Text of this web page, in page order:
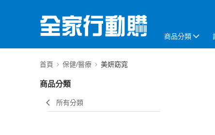
商品分類
首頁 保健/醫療 美妍窈窕
商品分類
所有分類